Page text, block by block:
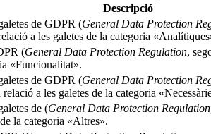
Descripció
de GDPR (General Data Protection
a les galetes de la categoria
(General Data Protection Regulation,
«Funcionalitat».
de GDPR (General Data Protection
a les galetes de la categoria
de (General Data Protection Regulation
la categoria «Altres».